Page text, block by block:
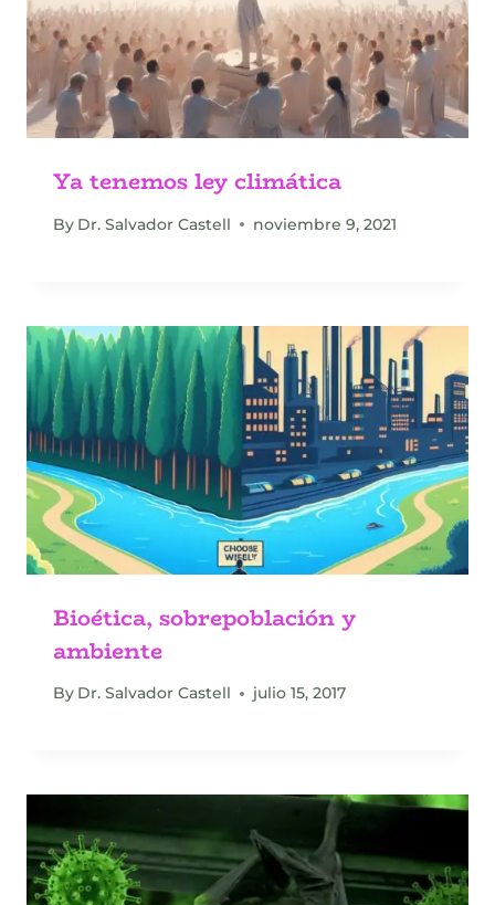
Ya tenemos ley climática
By Dr. Salvador Castell noviembre 9, 2021
Bioética, sobrepoblación y
ambiente
By Dr. Salvador Castell julio 15, 2017